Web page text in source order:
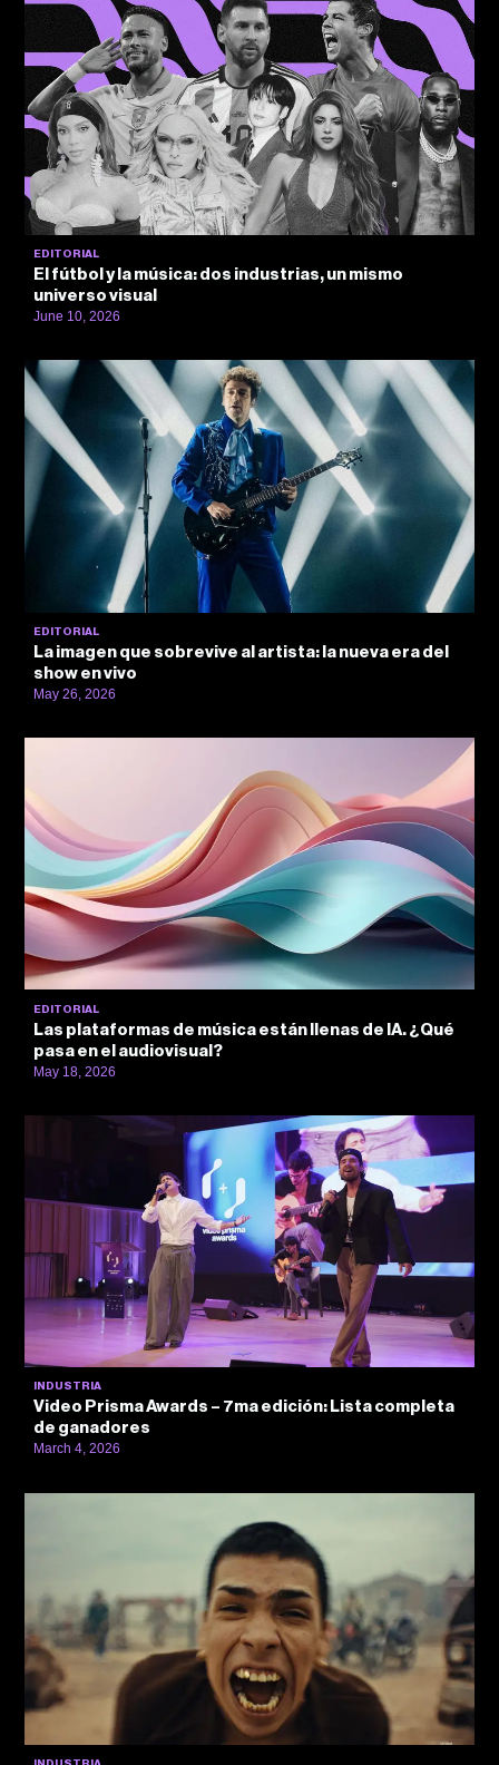
EDITORIAL
El fútbol y la música: dos industrias, un mismo
universo visual
June 10, 2026
EDITORIAL
La imagen que sobrevive al artista: la nueva era del
show en vivo
May 26, 2026
EDITORIAL
Las plataformas de música están llenas de IA. ¿Qué
pasa en el audiovisual?
May 18, 2026
INDUSTRIA
Video Prisma Awards – 7ma edición: Lista completa
de ganadores
March 4, 2026